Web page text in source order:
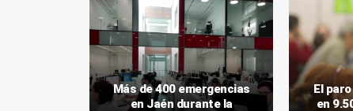
Más de 400 emergencias
en Jaén durante la
El
en